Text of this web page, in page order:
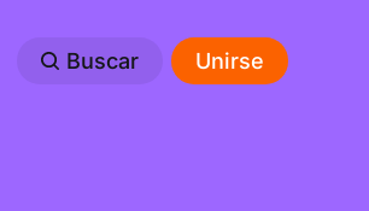
Buscar Unirse